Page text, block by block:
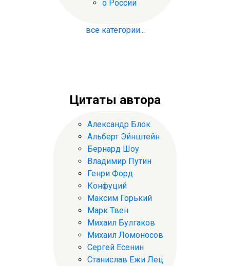
о России
все категории...
Цитаты автора
Александр Блок
Альберт Эйнштейн
Бернард Шоу
Владимир Путин
Генри Форд
Конфуций
Максим Горький
Марк Твен
Михаил Булгаков
Михаил Ломоносов
Сергей Есенин
Станислав Ежи Лец